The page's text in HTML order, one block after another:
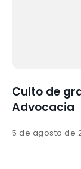
Culto de
Advocacia
5 de agosto de